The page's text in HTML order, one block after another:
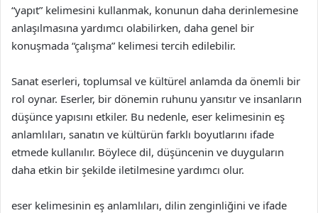
“yapıt” kelimesini kullanmak, konunun daha derinlemesine
anlaşılmasına yardımcı olabilirken, daha genel bir
konuşmada “çalışma” kelimesi tercih edilebilir.
Sanat eserleri, toplumsal ve kültürel anlamda da önemli bir
rol oynar. Eserler, bir dönemin ruhunu yansıtır ve insanların
düşünce yapısını etkiler. Bu nedenle, eser kelimesinin eş
anlamlıları, sanatın ve kültürün farklı boyutlarını ifade
etmede kullanılır. Böylece dil, düşüncenin ve duyguların
daha etkin bir şekilde iletilmesine yardımcı olur.
eser kelimesinin eş anlamlıları, dilin zenginliğini ve ifade